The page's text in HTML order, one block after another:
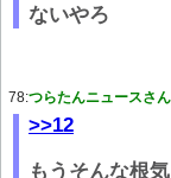
ないやろ
78:つらたんニュースさん
>>12
もうそんな根